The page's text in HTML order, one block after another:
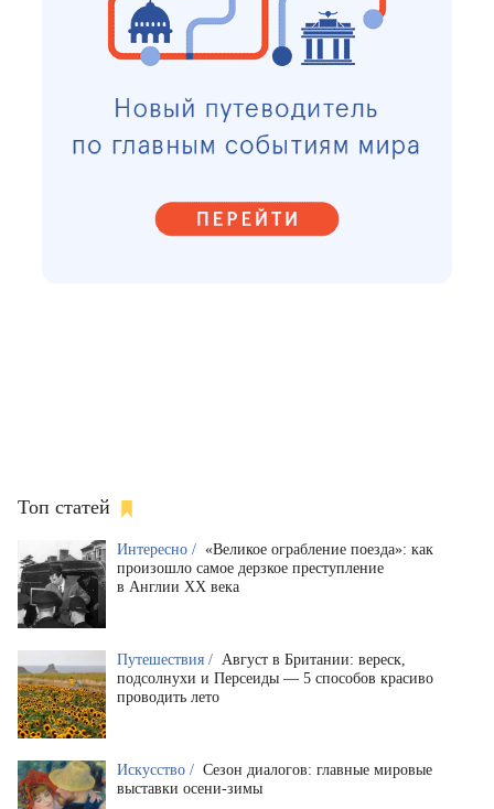
Топ статей
Интересно / «Великое ограбление поезда»: как
произошло самое дерзкое преступление
в Англии XX века
Путешествия / Август в Британии: вереск,
подсолнухи и Персеиды — 5 способов красиво
проводить лето
Искусство / Сезон диалогов: главные мировые
выставки осени-зимы